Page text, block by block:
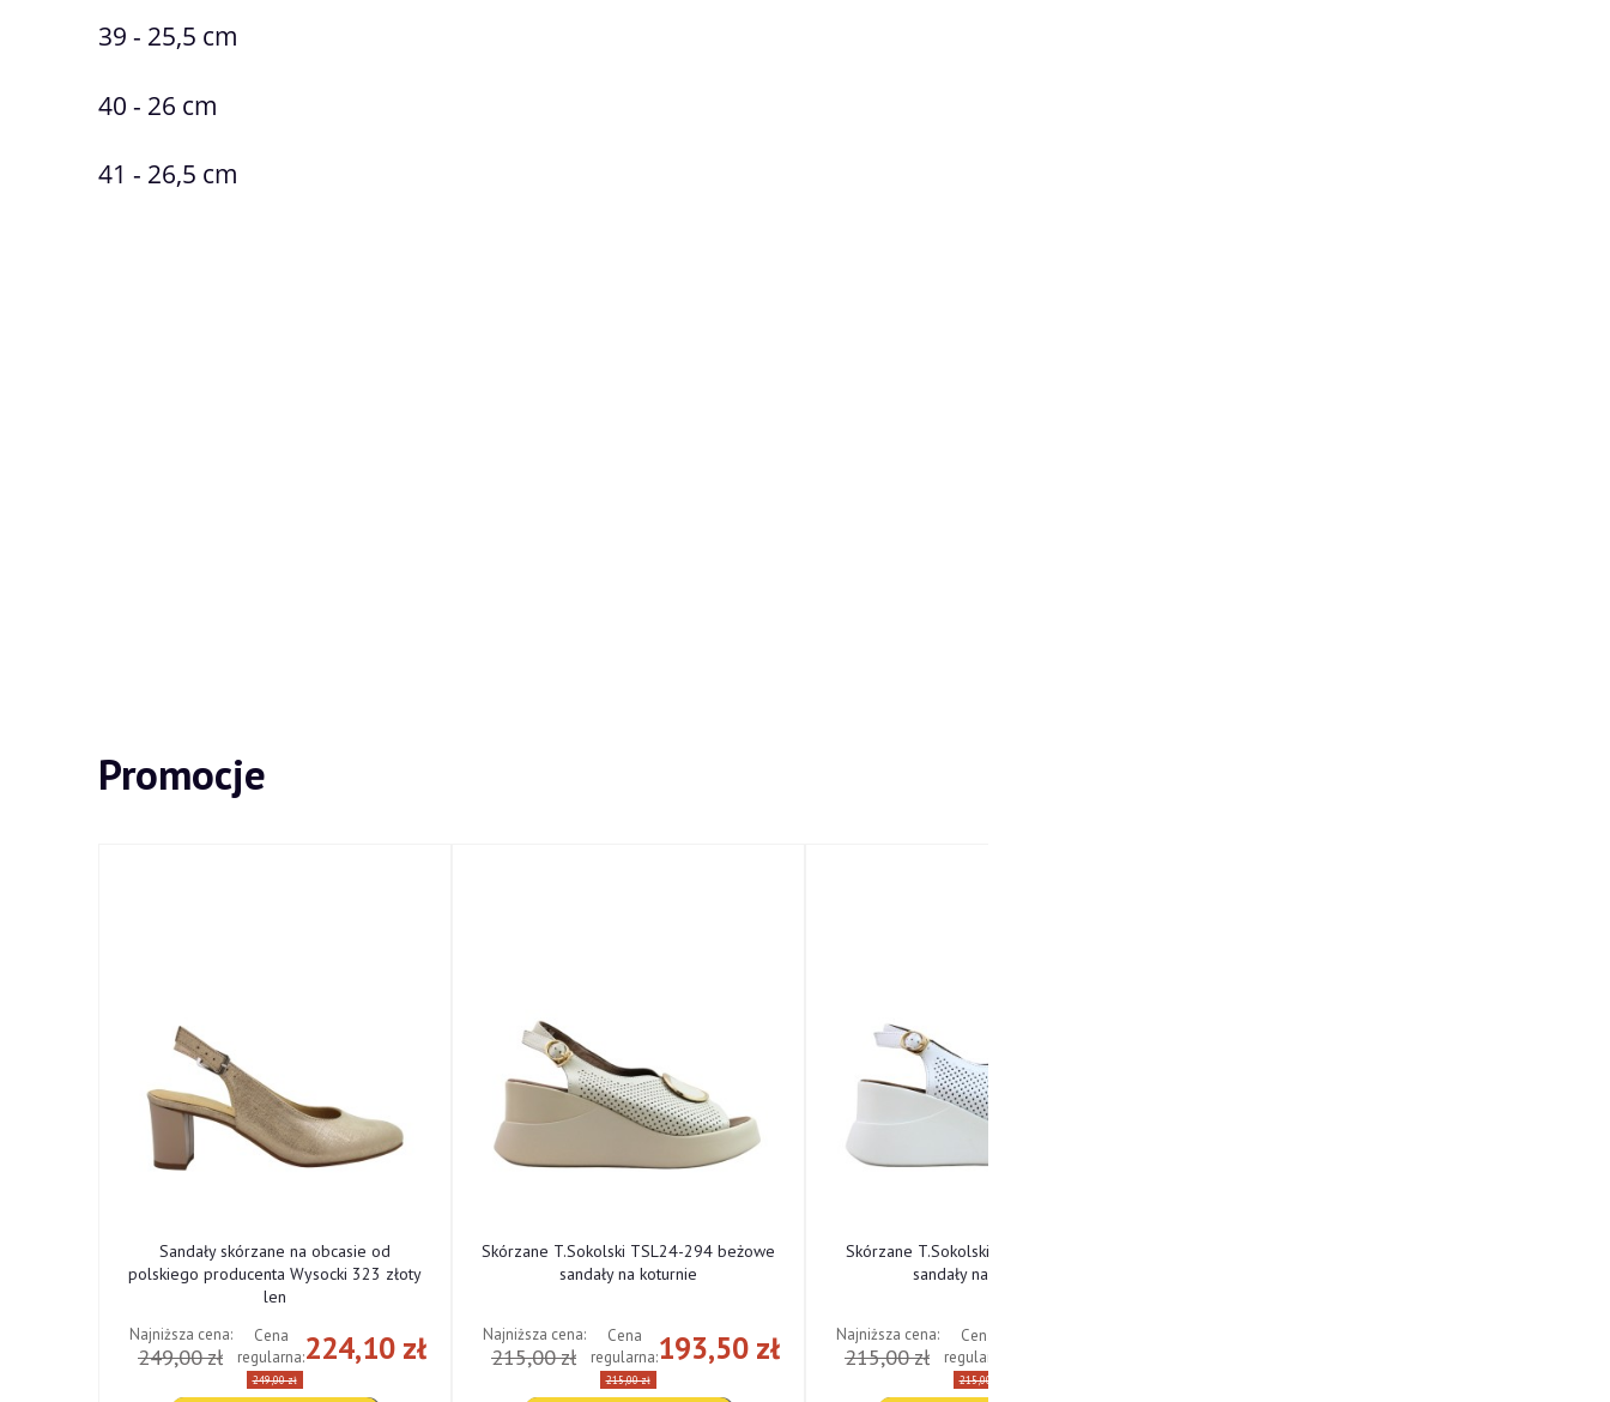
39 - 25,5 cm
40 - 26 cm
41 - 26,5 cm
Promocje
Sandały skórzane na obcasie od
polskiego producenta Wysocki 323 złoty
len
224,10 zł
Cena
regularna:
249,00 zł
Najniższa cena:
249,00 zł
Skórzane T.Sokolski TSL24-294 beżowe
sandały na koturnie
193,50 zł
Cena
regularna:
215,00 zł
Najniższa cena:
215,00 zł
Skórzane T.Sokolski TSL24-294 białe
sandały na koturnie
Cena
regularna:
215,00 zł
Najniższa cena:
215,00 zł